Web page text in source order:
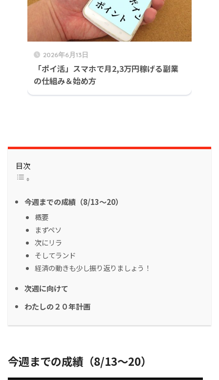
2026年6月13日
「ポイ活」スマホで月2,3万円稼げる副業
の仕組み＆始め方
目次
今週までの成績（8/13～20）
概要
まずペソ
次にリラ
そしてランド
経済の動きも少し振り返りましょう！
次週に向けて
わたしの２０年計画
今週までの成績（8/13～20）